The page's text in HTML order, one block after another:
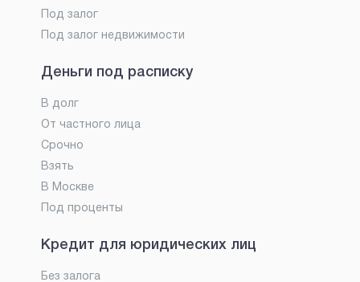
Под залог
Под залог недвижимости
Деньги под расписку
В долг
От частного лица
Срочно
Взять
В Москве
Под проценты
Кредит для юридических лиц
Без залога